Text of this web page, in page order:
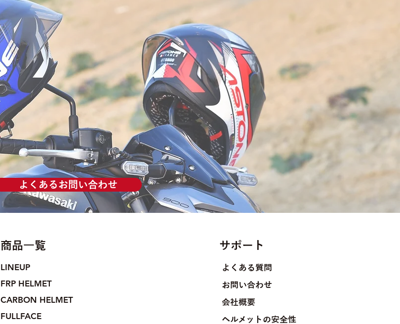
よくあるお問い合わせ
商品一覧
LINEUP
FRP HELMET
CARBON HELMET
FULLFACE
サポート
よくある質問
お問い合わせ
​会社概要
​ヘルメットの安全性